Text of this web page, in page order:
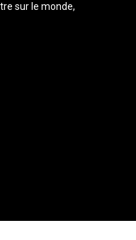
sur le monde,